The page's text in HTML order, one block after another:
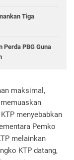
Tiga
Perda PBG Guna
maksimal,
menyebabkan
Pemko
melainkan
KTP datang,